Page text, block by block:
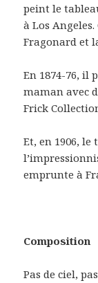
peint le
à Los
Fragonard et
En 1874-76, il
maman avec
Frick
Et, en 1906,
emprunte à
Composition
Pas de ciel,